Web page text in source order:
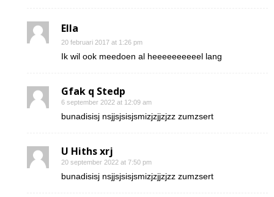
Ella
20 februari 2017 at 1:26 pm
Ik wil ook meedoen al heeeeeeeeeel lang
Gfak q Stedp
6 september 2022 at 12:09 am
bunadisisj nsjjsjsisjsmizjzjjzjzz zumzsert
U Hiths xrj
20 september 2022 at 7:50 pm
bunadisisj nsjjsjsisjsmizjzjjzjzz zumzsert